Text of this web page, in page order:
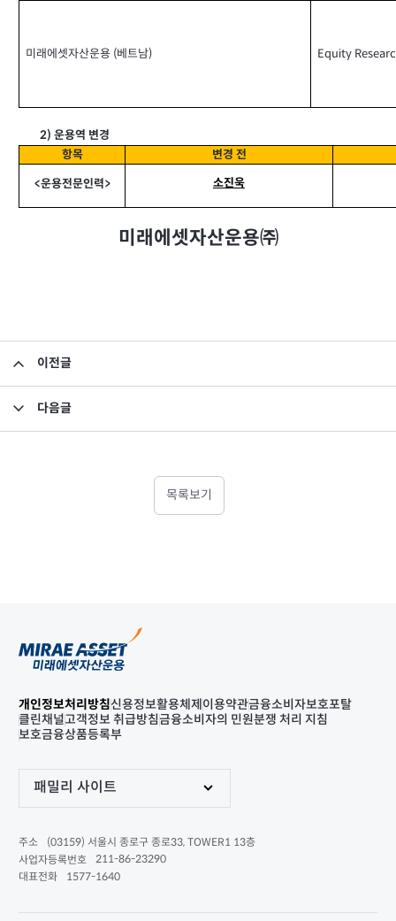
미래에셋자산운용 (베트남) Equity
2) 운용역 변경
항목
변경 전
<운용전문인력> 소진욱
미래에셋자산운용㈜
이전글
다음글
목록보기
개인정보처리방침신용정보활용체제 이용약관금융소비자보호포탈
클린채널고객정보 취급방침금융소비자의 민원분쟁 처리 지침
보호금융상품등록부
패밀리 사이트
주소
(03159) 서울시 종로구 종로33, TOWER1 13층
사업자등록번호
211-86-23290
대표전화
1577-1640